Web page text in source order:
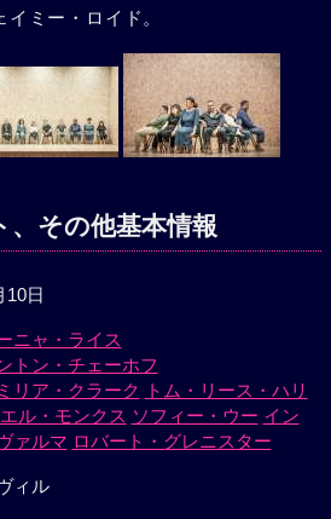
ミー・ロイド。
、その他基本情報
10日
ニャ・ライス
トン・チェーホフ
リア・クラーク
トム・リース・ハリ
ル・モンクス ソフィー・ウー イン
ァルマ ロバート・グレニスター
ィル